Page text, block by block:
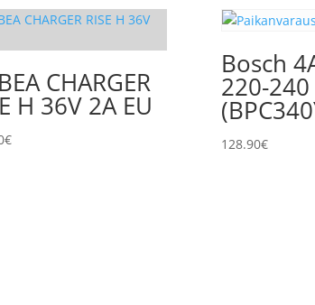
CHARGER
H 36V 2A EU
€
Bosch
220-240
128.90€